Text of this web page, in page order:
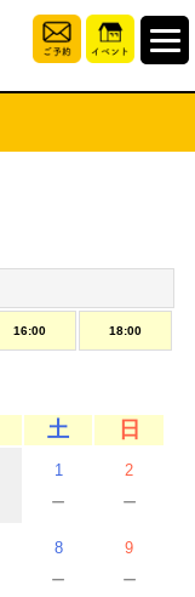
16:00 18:00
土 日
1
－
2
－
8
－
9
－